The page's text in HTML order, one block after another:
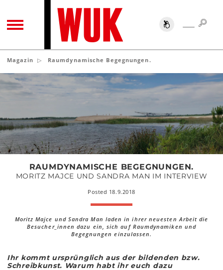
TOGGLE NAVIGATION SUCHE
Magazin Raumdynamische Begegnungen.
Raumdynamische
Begegnungen.
RAUMDYNAMISCHE BEGEGNUNGEN.
MORITZ MAJCE UND SANDRA MAN IM INTERVIEW
Posted 18.9.2018
Moritz Majce und Sandra Man laden in ihrer neuesten Arbeit die
Besucher_innen dazu ein, sich auf Raumdynamiken und
Begegnungen einzulassen.
Ihr kommt ursprünglich aus der bildenden bzw.
Schreibkunst. Warum habt ihr euch dazu